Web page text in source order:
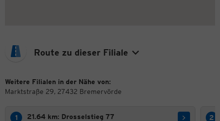
Route zu dieser Filiale
Weitere Filialen in der Nähe von:
Marktstraße 29, 27432 Bremervörde
21.64 km: Drosselstieg 77